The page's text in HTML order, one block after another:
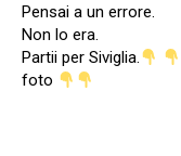
Pensai a un errore.
Non lo era.
Partii per Siviglia.
foto